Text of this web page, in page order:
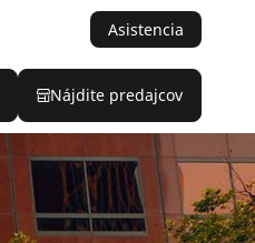
Asistencia
Nájdite predajcov